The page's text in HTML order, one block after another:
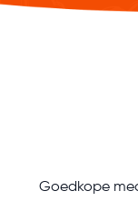
Goedkope